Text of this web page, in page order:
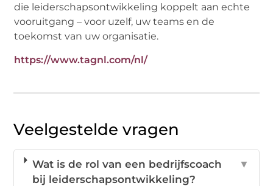
die leiderschapsontwikkeling koppelt aan echte
vooruitgang – voor uzelf, uw teams en de
toekomst van uw organisatie.
https://www.tagnl.com/nl/
Veelgestelde vragen
Wat is de rol van een bedrijfscoach
bij leiderschapsontwikkeling?
▼